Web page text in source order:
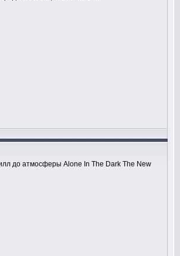
до атмосферы Alone In The Dark The New